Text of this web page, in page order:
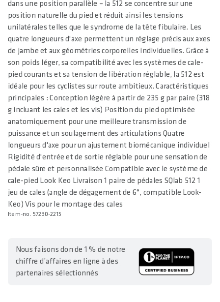
dans une position parallèle – la 512 se concentre sur une
position naturelle du pied et réduit ainsi les tensions
unilatérales telles que le syndrome de la tête fibulaire. Les
quatre longueurs d'axe permettent un réglage précis aux axes
de jambe et aux géométries corporelles individuelles. Grâce à
son poids léger, sa compatibilité avec les systèmes de cale-
pied courants et sa tension de libération réglable, la 512 est
idéale pour les cyclistes sur route ambitieux. Caractéristiques
principales : Conception légère à partir de 235 g par paire (318
g incluant les cales et les vis) Position du pied optimisée
anatomiquement pour une meilleure transmission de
puissance et un soulagement des articulations Quatre
longueurs d'axe pour un ajustement biomécanique individuel
Rigidité d'entrée et de sortie réglable pour une sensation de
pédale sûre et personnalisée Compatible avec le système de
cale-pied Look Keo Livraison 1 paire de pédales SQlab 512 1
jeu de cales (angle de dégagement de 6°, compatible Look-
Keo) Vis pour le montage des cales
Item-no. 57230-2215
Nous faisons don de 1 % de notre
chiffre d’affaires en ligne à des
partenaires sélectionnés